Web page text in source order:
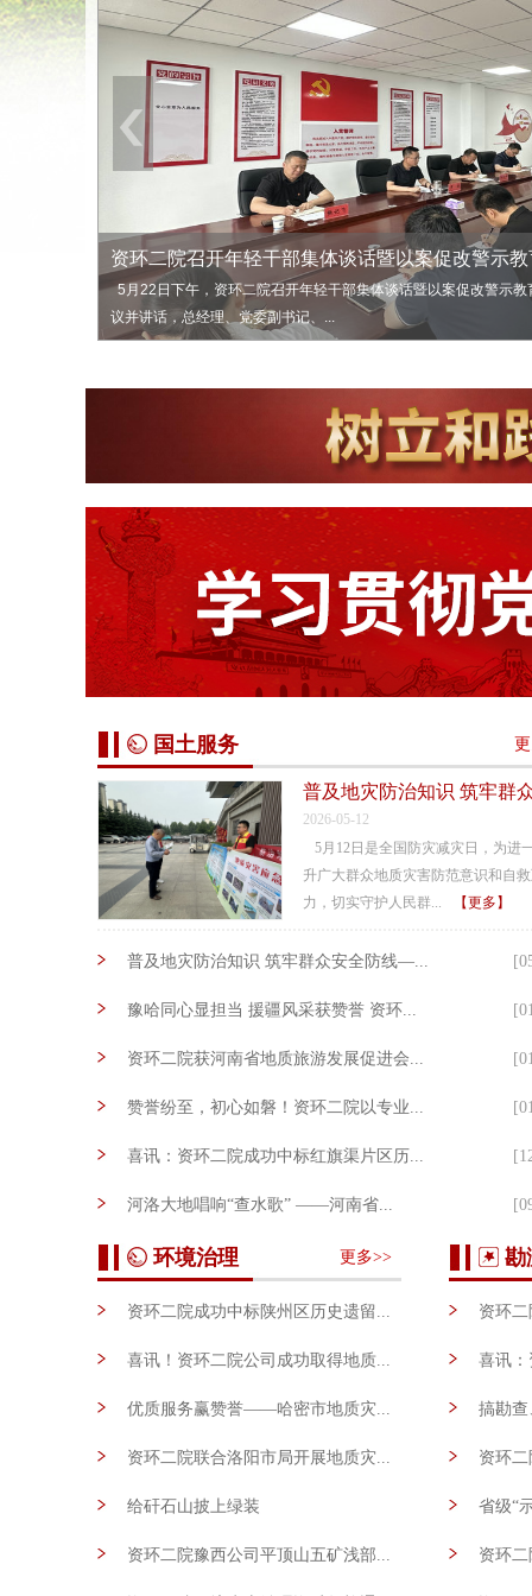
《省管企业阳光采购监督管理办法》等相关...
题党日活动上发出的深情感言，也是...
副书记、副董事长禹志加主持会议。 会...
深入学习领悟习近平总书记在河南考察时...
展联合主题党日活动。公司党委书...
资环二院召开年轻干部集体谈话暨以案促改警示
5月22日下午，资环二院召开年轻干部集体谈话暨以案促改警示
议并讲话，总经理、党委副书记、...
消防安全进行检查，并调研巡视审计整改...
司总经理、党委副书记、副董事长...
国土服务
普及地灾防治知识 筑牢群
2026-05-12
5月12日是全国防灾减灾日，为进
升广大群众地质灾害防范意识和自
力，切实守护人民群...
【更多】
普及地灾防治知识 筑牢群众安全防线—...
豫哈同心显担当 援疆风采获赞誉 资环...
资环二院获河南省地质旅游发展促进会...
赞誉纷至，初心如磐！资环二院以专业...
喜讯：资环二院成功中标红旗渠片区历...
河洛大地唱响“查水歌” ——河南省...
资环二院一技术收录煤炭行业生态修复...
环境治理 更多>>
资环二院成功中标陕州区历史遗留...
喜讯！资环二院公司成功取得地质...
优质服务赢赞誉——哈密市地质灾...
资环二院联合洛阳市局开展地质灾...
给矸石山披上绿装
资环二院豫西公司平顶山五矿浅部...
勘
资环
喜讯
搞勘查
资环
省级“
资环